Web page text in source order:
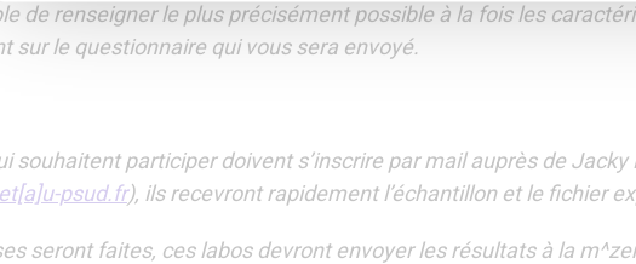
de renseigner le plus précisément possible à la fois les
sur le questionnaire qui vous sera envoyé.
souhaitent participer doivent s’inscrire par mail auprès de Jacky
psud.fr), ils recevront rapidement l’échantillon et le fichier
seront faites, ces labos devront envoyer les résultats à la